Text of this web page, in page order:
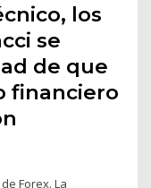
los
se
de que
financiero
Forex. La